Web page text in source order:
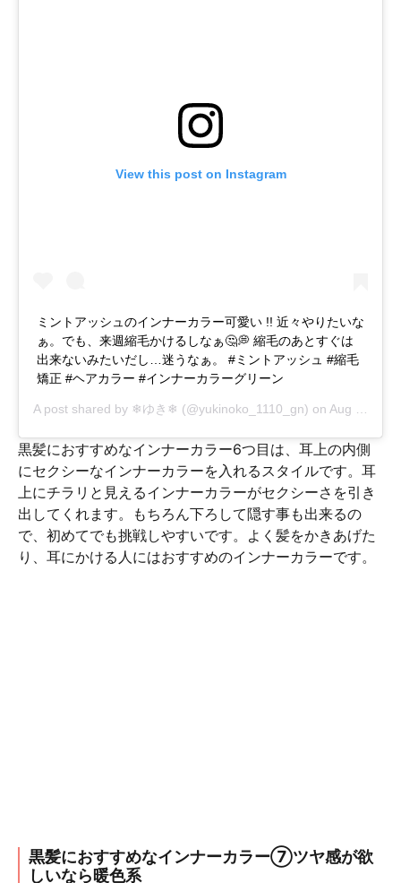
View this post on Instagram
ミントアッシュのインナーカラー可愛い !! 近々やりたいな
ぁ。でも、来週縮毛かけるしなぁ🤔💭 縮毛のあとすぐは
出来ないみたいだし…迷うなぁ。 #ミントアッシュ #縮毛
矯正 #ヘアカラー #インナーカラーグリーン
A post shared by ❄ゆき❄ (@yukinoko_1110_gn) on Aug 16, 2018 at 3:12am PDT
黒髪におすすめなインナーカラー6つ目は、耳上の内側
にセクシーなインナーカラーを入れるスタイルです。耳
上にチラリと見えるインナーカラーがセクシーさを引き
出してくれます。もちろん下ろして隠す事も出来るの
で、初めてでも挑戦しやすいです。よく髪をかきあげた
り、耳にかける人にはおすすめのインナーカラーです。
黒髪におすすめなインナーカラー⑦ツヤ感が欲
しいなら暖色系